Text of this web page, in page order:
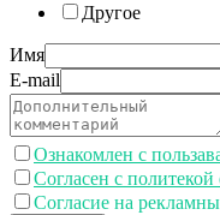
Другое
Имя
E-mail
Ознакомлен с
Согласен с
Согласие на